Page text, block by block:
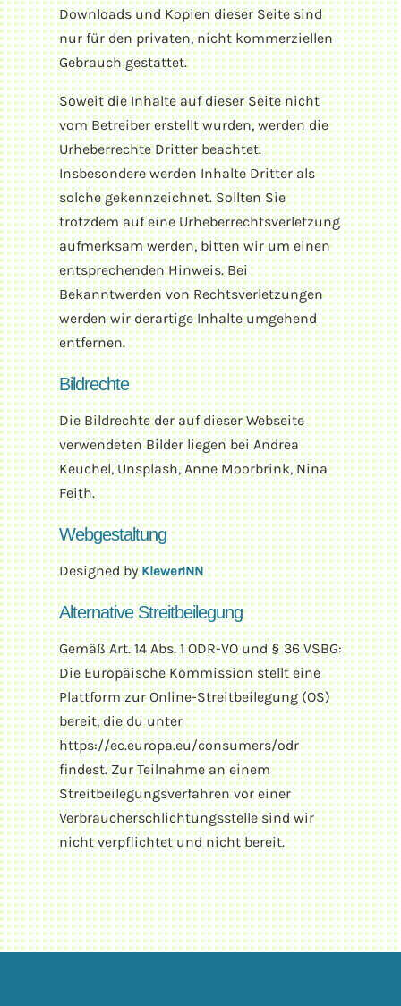
Downloads und Kopien dieser Seite sind
nur für den privaten, nicht kommerziellen
Gebrauch gestattet.
Soweit die Inhalte auf dieser Seite nicht
vom Betreiber erstellt wurden, werden die
Urheberrechte Dritter beachtet.
Insbesondere werden Inhalte Dritter als
solche gekennzeichnet. Sollten Sie
trotzdem auf eine Urheberrechtsverletzung
aufmerksam werden, bitten wir um einen
entsprechenden Hinweis. Bei
Bekanntwerden von Rechtsverletzungen
werden wir derartige Inhalte umgehend
entfernen.
Bildrechte
Die Bildrechte der auf dieser Webseite
verwendeten Bilder liegen bei Andrea
Keuchel, Unsplash, Anne Moorbrink,Nina
Feith.
Webgestaltung
Designed byKlewerINN
Alternative Streitbeilegung
Gemäß Art. 14 Abs. 1 ODR-VO und § 36 VSBG:
Die Europäische Kommission stellt eine
Plattform zur Online-Streitbeilegung (OS)
bereit, die du unter
https://ec.europa.eu/consumers/odr
findest. Zur Teilnahme an einem
Streitbeilegungsverfahren vor einer
Verbraucherschlichtungsstelle sind wir
nicht verpflichtet und nicht bereit.